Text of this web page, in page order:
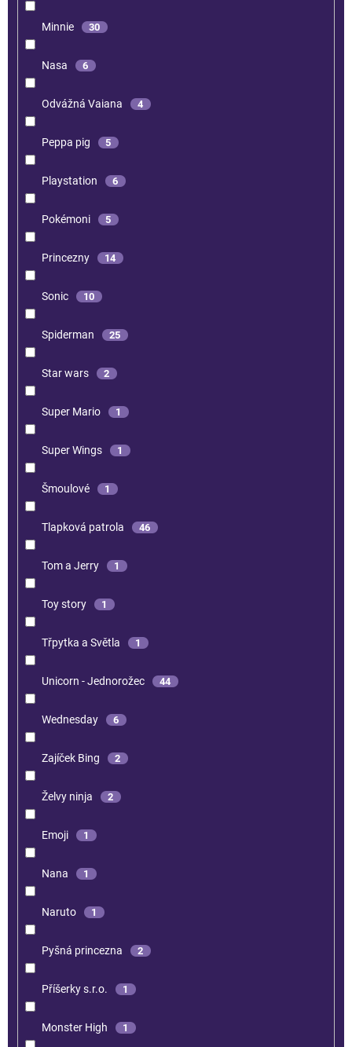
Minnie 30
Nasa 6
Odvážná Vaiana 4
Peppa pig 5
Playstation 6
Pokémoni 5
Princezny 14
Sonic 10
Spiderman 25
Star wars 2
Super Mario 1
Super Wings 1
Šmoulové 1
Tlapková patrola 46
Tom a Jerry 1
Toy story 1
Třpytka a Světla 1
Unicorn - Jednorožec 44
Wednesday 6
Zajíček Bing 2
Želvy ninja 2
Emoji 1
Nana 1
Naruto 1
Pyšná princezna 2
Příšerky s.r.o. 1
Monster High 1